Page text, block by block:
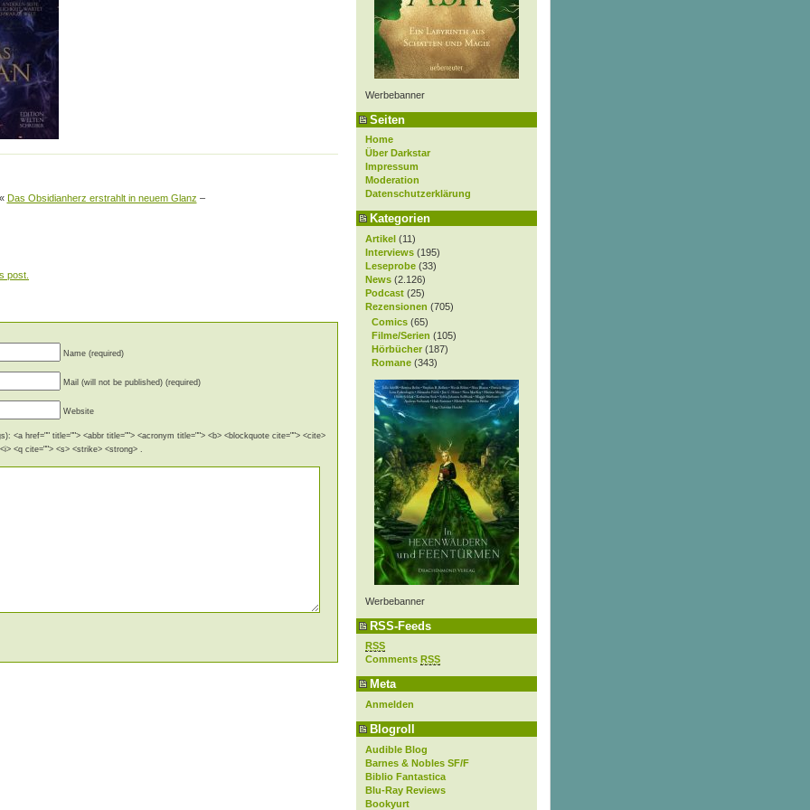
Werbebanner
Seiten
Home
Über Darkstar
Impressum
Moderation
Datenschutzerklärung
Kategorien
Artikel (11)
Interviews (195)
Leseprobe (33)
News (2.126)
Podcast (25)
Rezensionen (705)
Comics (65)
Filme/Serien (105)
Hörbücher (187)
Romane (343)
Werbebanner
RSS-Feeds
RSS
Comments RSS
Meta
Anmelden
Blogroll
Audible Blog
Barnes & Nobles SF/F
Biblio Fantastica
Blu-Ray Reviews
Bookyurt
« Das Obsidianherz erstrahlt in neuem Glanz –
post.
Name (required)
Mail (will not be published) (required)
Website
<a href="" title=""> <abbr title=""> <acronym title=""> <b> <blockquote cite=""> <cite>
<q cite=""> <s> <strike> <strong> .